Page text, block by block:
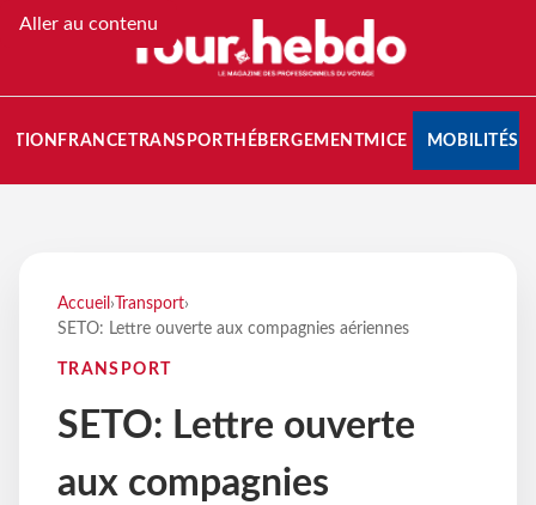
Aller au contenu
FRANCETRANSPORT HÉBERGEMENTMICE MOBILITÉS
Accueil › Transport›
SETO: Lettre ouverte aux compagnies aériennes
TRANSPORT
SETO: Lettre ouverte
aux compagnies